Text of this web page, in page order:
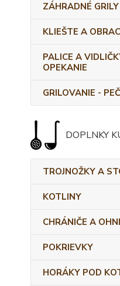
ZÁHRADNÉ GRILY
KLIEŠTE A
PALICE A
OPEKANIE
GRILOVANIE -
DOPLNKY
TROJNOŽKY A
KOTLINY
CHRÁNIČE A
POKRIEVKY
HORÁKY POD